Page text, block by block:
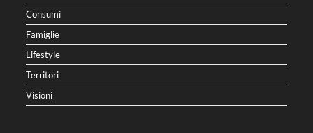
Consumi
Famiglie
Lifestyle
Territori
Visioni